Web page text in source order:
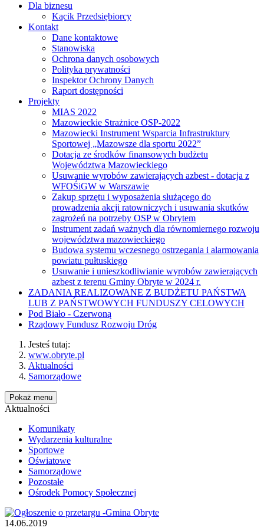
Dla biznesu
Kącik Przedsiębiorcy
Kontakt
Dane kontaktowe
Stanowiska
Ochrona danych osobowych
Polityka prywatności
Inspektor Ochrony Danych
Raport dostępności
Projekty
MIAS 2022
Mazowieckie Strażnice OSP-2022
Mazowiecki Instrument Wsparcia Infrastruktury
Sportowej „Mazowsze dla sportu 2022”
Dotacja ze środków finansowych budżetu
Województwa Mazowieckiego
Usuwanie wyrobów zawierających azbest - dotacja z
WFOŚiGW w Warszawie
Zakup sprzętu i wyposażenia służącego do
prowadzenia akcji ratowniczych i usuwania skutków
zagrożeń na potrzeby OSP w Obrytem
Instrument zadań ważnych dla równomiernego rozwoju
województwa mazowieckiego
Budowa systemu wczesnego ostrzegania i alarmowania
powiatu pułtuskiego
Usuwanie i unieszkodliwianie wyrobów zawierających
azbest z terenu Gminy Obryte w 2024 r.
ZADANIA REALIZOWANE Z BUDŻETU PAŃSTWA
LUB Z PAŃSTWOWYCH FUNDUSZY CELOWYCH
Pod Biało - Czerwoną
Rządowy Fundusz Rozwoju Dróg
Jesteś tutaj:
www.obryte.pl
Aktualności
Samorządowe
Pokaż menu
Aktualności
Komunikaty
Wydarzenia kulturalne
Sportowe
Oświatowe
Samorządowe
Pozostałe
Ośrodek Pomocy Społecznej
14.06.2019